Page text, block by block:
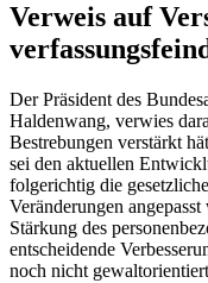
Verweis auf
Der Präsident des
Haldenwang, verwies
Bestrebungen verstärkt
sei den aktuellen
folgerichtig die
Veränderungen
Stärkung des
entscheidende
noch nicht